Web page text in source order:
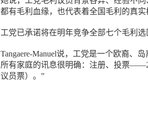
都有毛利血缘，也代表着全国毛利的真实
工党已承诺将在明年竞争全部七个毛利选
Tangaere-Manuel说，工党是一个欧裔、
所有家庭的讯息很明确：注册、投票
议员票）。”